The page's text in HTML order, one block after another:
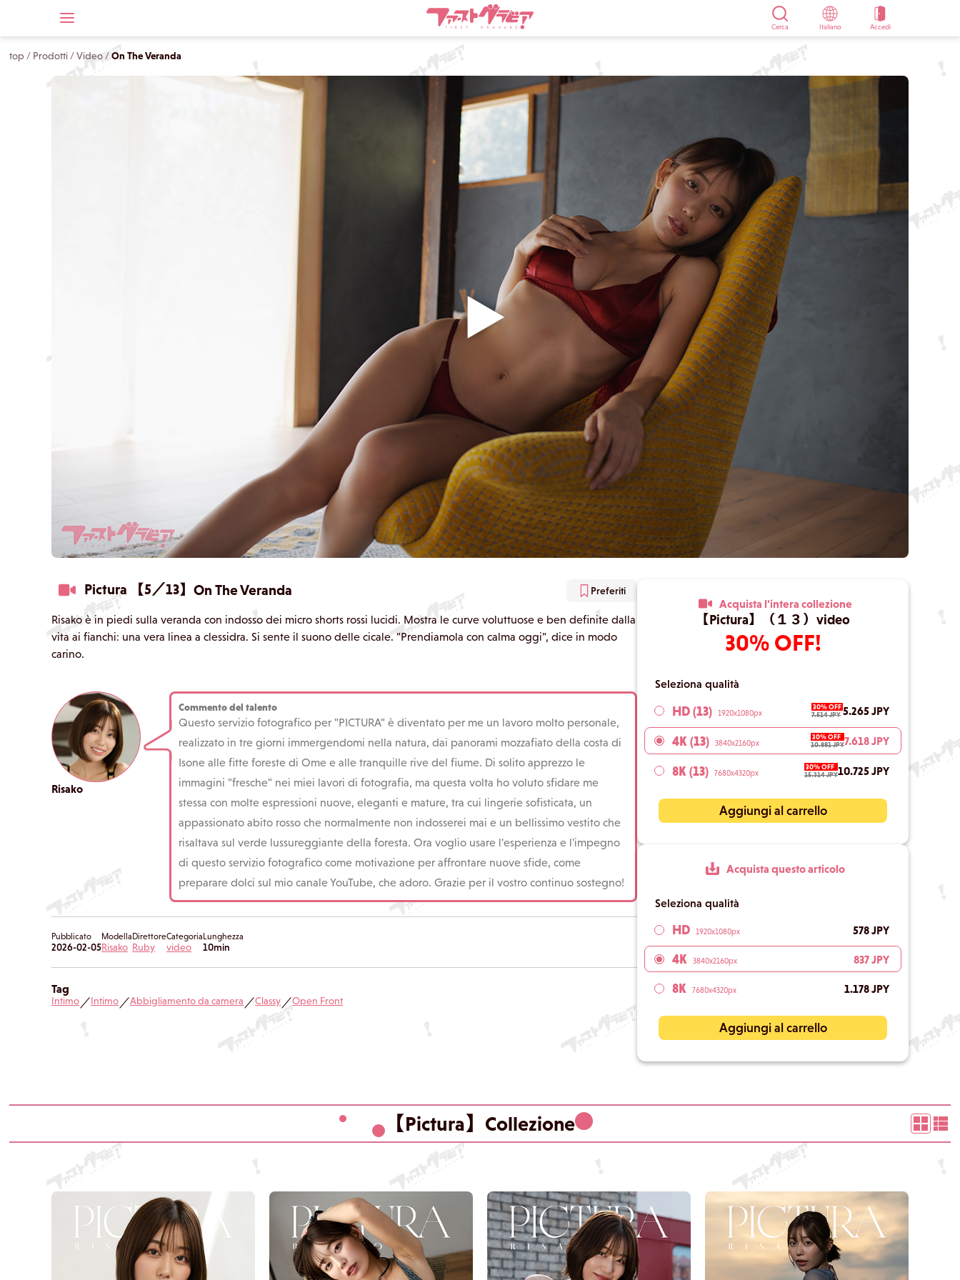
Cerca Italiano Accedi
top / Prodotti /Video /On The Veranda
Pictura 【5／13】 On The Veranda Preferiti
Risako è in piedi sulla veranda con indosso dei micro shorts rossi lucidi. Mostra le curve voluttuose e ben definite dalla
vita ai fianchi: una vera linea a clessidra. Si sente il suono delle cicale. "Prendiamola con calma oggi", dice in modo
carino.
Risako
Commento del talento
Questo servizio fotografico per "PICTURA" è diventato per me un lavoro molto personale,
realizzato in tre giorni immergendomi nella natura, dai panorami mozzafiato della costa di
Isone alle fitte foreste di Ome e alle tranquille rive del fiume. Di solito apprezzo le
immagini "fresche" nei miei lavori di fotografia, ma questa volta ho voluto sfidare me
stessa con molte espressioni nuove, eleganti e mature, tra cui lingerie sofisticata, un
appassionato abito rosso che normalmente non indosserei mai e un bellissimo vestito che
risaltava sul verde lussureggiante della foresta. Ora voglio usare l'esperienza e l'impegno
di questo servizio fotografico come motivazione per affrontare nuove sfide, come
preparare dolci sul mio canale YouTube, che adoro. Grazie per il vostro continuo sostegno!
Pubblicato
2026-02-05
Modella
Risako
Direttore
Ruby
Categoria
video
Lunghezza
10min
Tag
Intimo／Intimo／Abbigliamento da camera ／Classy／Open Front
Acquista l'intera collezione
【Pictura】（１３）video
30% OFF!
Seleziona qualità
HD (13) 1920x1080px
30% OFF
7.514 JPY 5.265 JPY
4K (13) 3840x2160px
30% OFF
10.881 JPY7.618 JPY
8K (13) 7680x4320px
30% OFF
15.314 JPY10.725 JPY
Aggiungi al carrello
Acquista questo articolo
Seleziona qualità
HD 1920x1080px 578 JPY
4K 3840x2160px 837 JPY
8K 7680x4320px 1.178 JPY
Aggiungi al carrello
【Pictura】Collezione